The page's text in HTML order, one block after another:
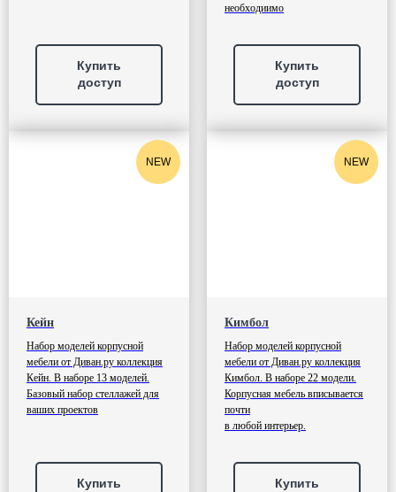
Купить
доступ
необходиимо
Купить
доступ
NEW
Кейн
Набор моделей корпусной
мебели от Диван.ру коллекция
Кейн. В наборе 13 моделей.
Базовый набор стеллажей для
ваших проектов
Купить
NEW
Кимбол
Набор моделей корпусной
мебели от Диван.ру коллекция
Кимбол. В наборе 22 модели.
Корпусная мебель вписывается
почти
в любой интерьер.
Купить